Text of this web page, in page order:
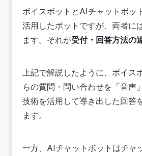
ボイスボットとAIチャットボッ
活用したボットですが、両者に
ます。それが受付・回答方法の
上記で解説したように、ボイス
らの質問・問い合わせを「音声
技術を活用して導き出した回答
ます。
一方、AIチャットボットはチャ